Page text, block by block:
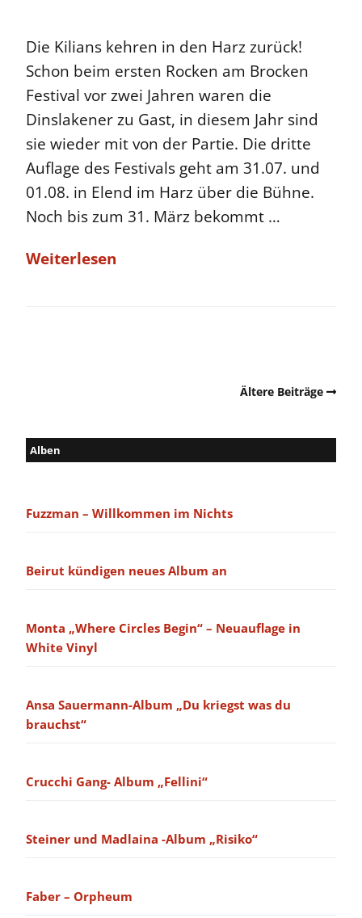
Die Kilians kehren in den Harz zurück!
Schon beim ersten Rocken am Brocken
Festival vor zwei Jahren waren die
Dinslakener zu Gast, in diesem Jahr sind
sie wieder mit von der Partie. Die dritte
Auflage des Festivals geht am 31.07. und
01.08. in Elend im Harz über die Bühne.
Noch bis zum 31. März bekommt …
Weiterlesen
Ältere Beiträge
Alben
Fuzzman – Willkommen im Nichts
Beirut kündigen neues Album an
Monta „Where Circles Begin“ – Neuauflage in
White Vinyl
Ansa Sauermann-Album „Du kriegst was du
brauchst“
Crucchi Gang- Album „Fellini“
Steiner und Madlaina -Album „Risiko“
Faber – Orpheum